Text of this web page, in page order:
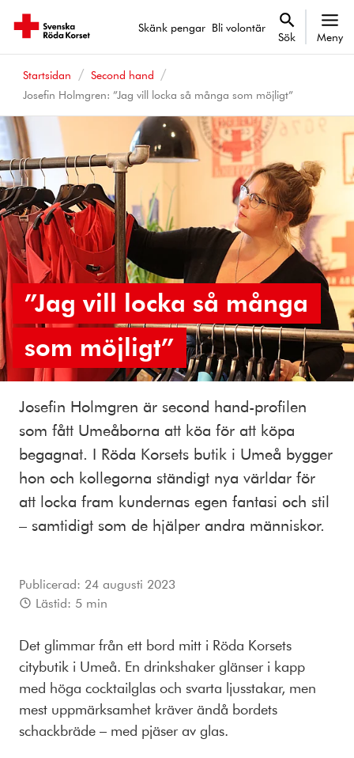
Skänk pengar Bli volontär
Sök Meny
Startsidan
Second hand
Josefin Holmgren: ”Jag vill locka så många som möjligt”
”Jag vill locka så många
som möjligt”
Josefin Holmgren är second hand-profilen
som fått Umeåborna att köa för att köpa
begagnat. I Röda Korsets butik i Umeå bygger
hon och kollegorna ständigt nya världar för
att locka fram kundernas egen fantasi och stil
– samtidigt som de hjälper andra människor.
Publicerad: 24 augusti 2023
Lästid: 5 min
Det glimmar från ett bord mitt i Röda Korsets
citybutik i Umeå. En drinkshaker glänser i kapp
med höga cocktailglas och svarta ljusstakar, men
mest uppmärksamhet kräver ändå bordets
schackbräde – med pjäser av glas.